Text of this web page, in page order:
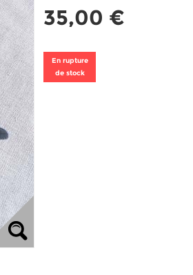
35,00 €
En rupture
de stock